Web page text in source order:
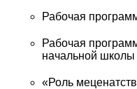
Рабочая
Рабочая
начальной школы
«Роль